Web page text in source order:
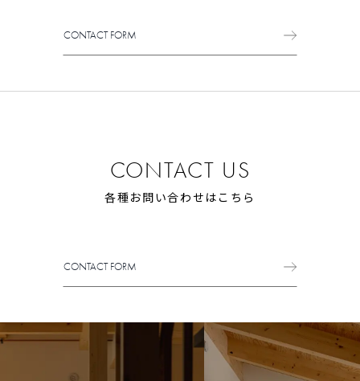
CONTACT FORM
CONTACT US
各種お問い合わせはこちら
CONTACT FORM